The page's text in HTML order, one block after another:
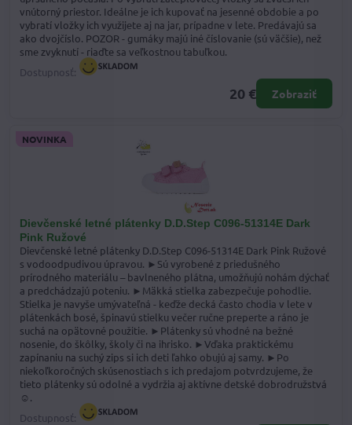
vnútorný priestor. Ideálne je ich kupovať na jesenné obdobie a po
vybratí vložky ich využijete aj na jar, prípadne v lete. Predávajú sa
ako dvojčíslo. POZOR - gumáky majú iné číslovanie (sú väčšie), než
sme zvyknutí - riaďte sa veľkostnou tabuľkou.
Dostupnosť:
20 € Zobraziť
Dievčenské letné plátenky D.D.Step C096-51314E Dark
Pink Ružové
NOVINKA
Dievčenské letné plátenky D.D.Step C096-51314E Dark Pink Ružové
s vodoodpudivou úpravou. ►Sú vyrobené z priedušného
prírodného materiálu – bavlneného plátna, umožňujú nohám dýchať
a predchádzajú poteniu. ►Mäkká stielka zabezpečuje pohodlie.
Stielka je navyše umývateľná - keďže decká často chodia v lete v
plátenkách bosé, špinavú stielku večer ručne preperte a ráno je
suchá na opätovné použitie. ►Plátenky sú vhodné na bežné
nosenie, do škôlky, školy či na ihrisko. ►Vďaka praktickému
zapínaniu na suchý zips si ich deti ľahko obujú aj samy. ►Po
niekoľkoročných skúsenostiach s ich predajom potvrdzujeme, že
tieto plátenky sú odolné a vydržia aj aktívne detské dobrodružstvá
☺.
Dostupnosť: